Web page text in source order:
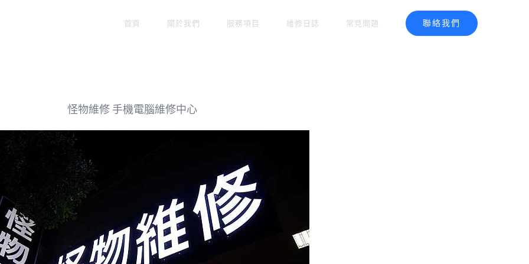
首頁 關於我們 服務項目 維修日誌 常見問題 聯絡我們
怪物維修 手機電腦維修中心